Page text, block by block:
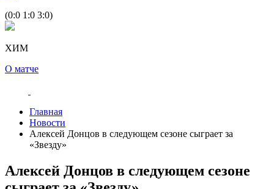
(0:0 1:0 3:0)
ХИМ
О матче
Главная
Новости
️Алексей Донцов в следующем сезоне сыграет за
«Звезду»
️Алексей Донцов в следующем сезоне